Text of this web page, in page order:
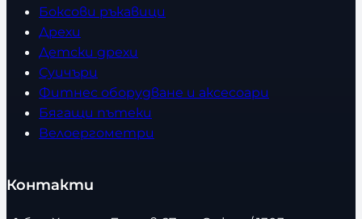
Боксови ръкавици
Дрехи
Детски дрехи
Суичъри
Фитнес оборудване и аксесоари
Бягащи пътеки
Велоергометри
Контакти